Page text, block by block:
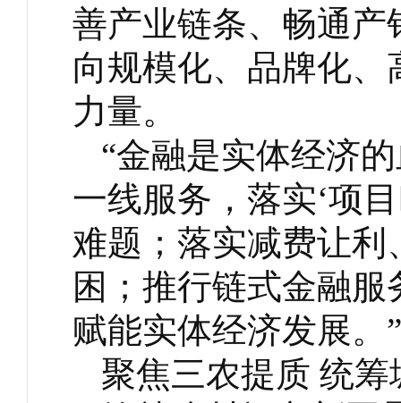
善产业链条、畅通
向规模化、品牌化、
力量。
“金融是实体经济
一线服务，落实‘项
难题；落实减费让
困；推行链式金融
赋能实体经济发展。
聚焦三农提质 统筹